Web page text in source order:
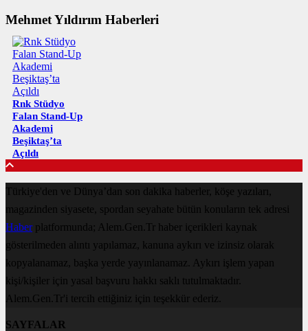
Mehmet Yıldırım Haberleri
Rnk Stüdyo
Falan Stand-Up
Akademi
Beşiktaş’ta
Açıldı
Türkiye'den ve Dünya’dan son dakika haberler, köşe yazıları,
magazinden siyasete, spordan seyahate bütün konuların tek adresi
Haberplatformunda; Alem.Gen.Tr haber içerikleri kaynak
gösterilmeden alıntı yapılamaz, kanuna aykırı ve izinsiz olarak
kopyalanamaz, başka yerde yayınlanamaz. Aykırı işlem yapan
kişi/kişiler için yasal başvuru hakkı saklı tutulmaktadır.
Alem.Gen.Tr'i tercih ettiğiniz için teşekkür ederiz.
SAYFALAR